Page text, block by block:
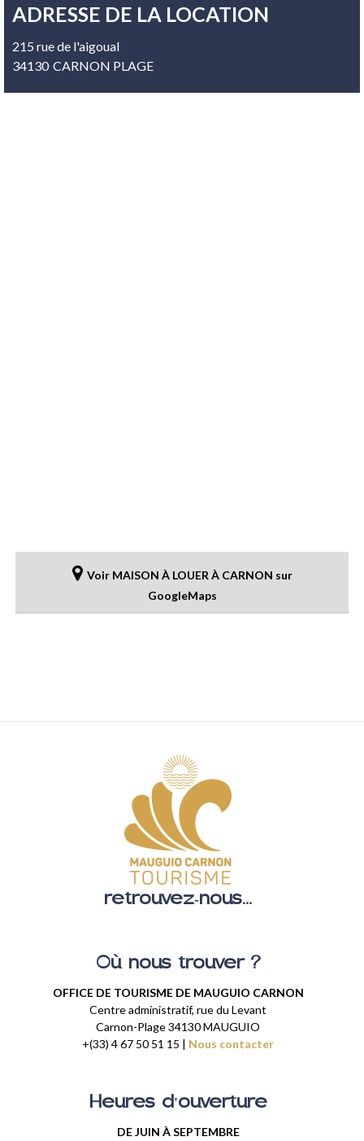
ADRESSE DE LA LOCATION
215 rue de l'aigoual
34130 CARNON PLAGE
Voir MAISON À LOUER À CARNON sur
GoogleMaps
retrouvez-nous...
Où nous trouver ?
OFFICE DE TOURISME DE MAUGUIO CARNON
Centre administratif, rue du Levant
Carnon-Plage 34130 MAUGUIO
+(33) 4 67 50 51 15 | Nous contacter
Heures d'ouverture
DE JUIN À SEPTEMBRE